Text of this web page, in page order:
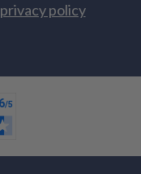
privacy policy